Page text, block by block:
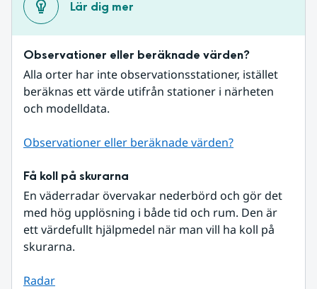
Lär dig mer
Observationer eller beräknade värden?
Alla orter har inte observationsstationer, istället
beräknas ett värde utifrån stationer i närheten
och modelldata.
Observationer eller beräknade värden?
Få koll på skurarna
En väderradar övervakar nederbörd och gör det
med hög upplösning i både tid och rum. Den är
ett värdefullt hjälpmedel när man vill ha koll på
skurarna.
Radar